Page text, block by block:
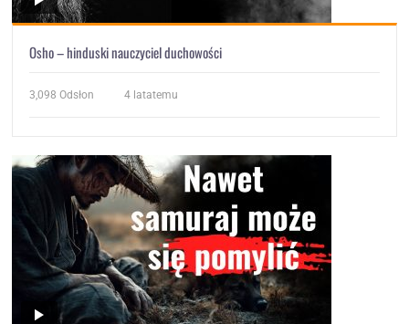
Osho – hinduski nauczyciel duchowości
3,098 Odsłon 4 latatemu